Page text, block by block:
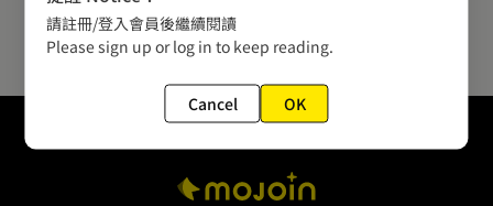
請註冊/登入會員後繼續閱讀
Please sign up or log in to keep reading.
Cancel OK